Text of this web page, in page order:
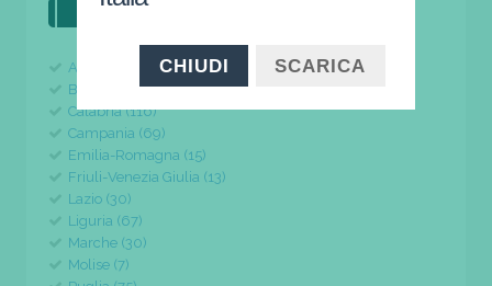
Abruzzo (24)
Basilicata (11)
Calabria (116)
Campania (69)
Emilia-Romagna (15)
Friuli-Venezia Giulia (13)
Lazio (30)
Liguria (67)
Marche (30)
Molise (7)
CHIUDI SCARICA